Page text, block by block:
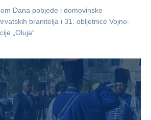
Dana pobjede i domovinske
branitelja i 31. obljetnice Vojno-
„Oluja“